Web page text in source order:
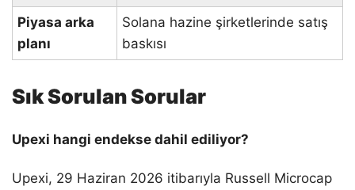
Piyasa arka
planı
Solana hazine şirketlerinde satış
baskısı
Sık Sorulan Sorular
Upexi hangi endekse dahil ediliyor?
Upexi, 29 Haziran 2026 itibarıyla Russell Microcap